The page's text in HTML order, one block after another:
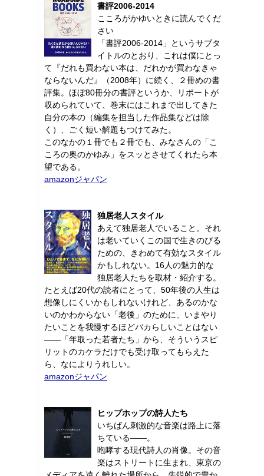
書評2006-2014
こころがかゆいときに読んでくだ
さい
「書評2006-2014」というサブタ
イトルのとおり、これは僕にとっ
て『だれも買わない本は、だれかが買わなきゃ
ならないんだ』（2008年）に続く、２冊めの書
評集。ほぼ80冊分の書評というか、リポートが
収められていて、巻末にはこれまで出してきた
自分の本の（編集を担当した作品集などは除
く）、ごく短い解題もつけてみた。
このなかの１冊でも２冊でも、みなさんの「こ
ころの奥のかゆみ」をスッとさせてくれたら本
望である。
amazonジャパン
独居老人スタイル
あえて独居老人でいること。それ
は老いていくこの国で生きのびる
ための、きわめて有効なスタイル
かもしれない。16人の魅力的な
独居老人たちを取材・紹介する。
たとえば20代の読者にとって、50年後の人生は
想像しにくいかもしれないけれど、あるのかな
いのかわからない「老後」のために、いまやり
たいことを我慢するほどバカらしいことはない
――「年取った若者たち」から、そういうスピ
リットのカケラだけでも受け取ってもらえた
ら、なによりうれしい。
amazonジャパン
ヒップホップの詩人たち
いちばん刺激的な音楽は路上に落
ちている――。
咆哮する現代詩人の肖像。その音
楽はストリートに生まれ、東京の